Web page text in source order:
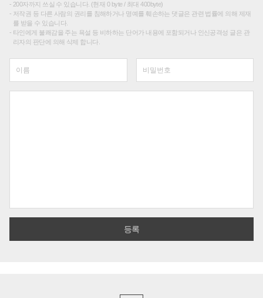
200자까지 쓰실 수 있습니다. (현재 0 byte / 최대 400byte)
저작권 등 다른 사람의 권리를 침해하거나 명예를 훼손하는 댓글은 관련 법률에 의해 제재
를 받을 수 있습니다.
타인에게 불쾌감을 주는 욕설 등 비하하는 단어가 내용에 포함되거나 인신공격성 글은 관
리자의 판단에 의해 삭제 합니다.